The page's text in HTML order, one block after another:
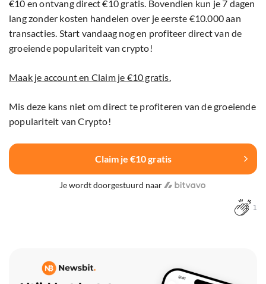
€10 en ontvang direct €10 gratis. Bovendien kun je 7 dagen
lang zonder kosten handelen over je eerste €10.000 aan
transacties. Start vandaag nog en profiteer direct van de
groeiende populariteit van crypto!
Maak je account en Claim je €10 gratis.
Mis deze kans niet om direct te profiteren van de groeiende
populariteit van Crypto!
Claim je €10 gratis
Je wordt doorgestuurd naar
1